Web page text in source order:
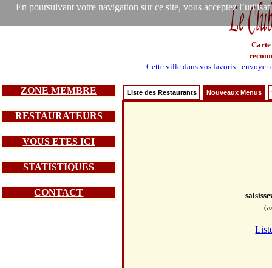
En poursuivant votre navigation sur ce site, vous acceptez
Carte
Cette ville dans vos favoris -envoyer
ZONE MEMBRE
RESTAURATEURS
VOUS ETES ICI
STATISTIQUES
CONTACT
Liste des Restaurants Nouveaux Menus